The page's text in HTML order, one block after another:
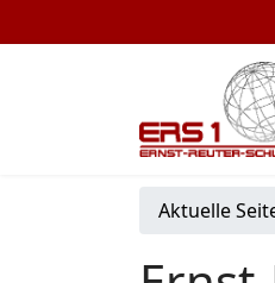
Aktuelle